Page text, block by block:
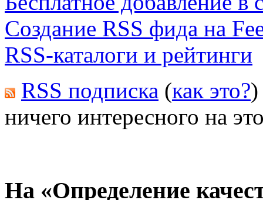
Создание RSS фида на
RSS-каталоги и рейтинги
RSS подписка (как это?)
ничего интересного на
На «Определение